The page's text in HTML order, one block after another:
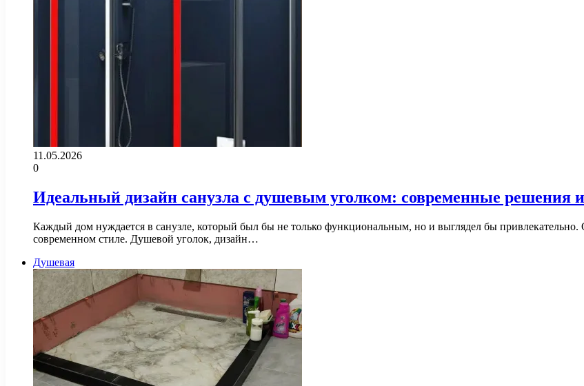
11.05.2026
0
Идеальный дизайн санузла с душевым уголком: современные решения
Каждый дом нуждается в санузле, который был бы не только функциональным, но и выглядел бы
современном стиле. Душевой уголок, дизайн…
Душевая